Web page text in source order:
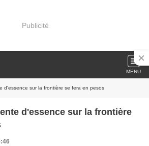
Publicité
MENU
d'essence sur la frontière se fera en pesos
d'essence sur la frontière